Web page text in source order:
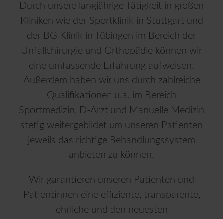
Durch unsere langjährige Tätigkeit in großen
Kliniken wie der Sportklinik in Stuttgart und
der BG Klinik in Tübingen im Bereich der
Unfallchirurgie und Orthopädie können wir
eine umfassende Erfahrung aufweisen.
Außerdem haben wir uns durch zahlreiche
Qualifikationen u.a. im Bereich
Sportmedizin, D-Arzt und Manuelle Medizin
stetig weitergebildet um unseren Patienten
jeweils das richtige Behandlungssystem
anbieten zu können.
Wir garantieren unseren Patienten und
Patientinnen eine effiziente, transparente,
ehrliche und den neuesten